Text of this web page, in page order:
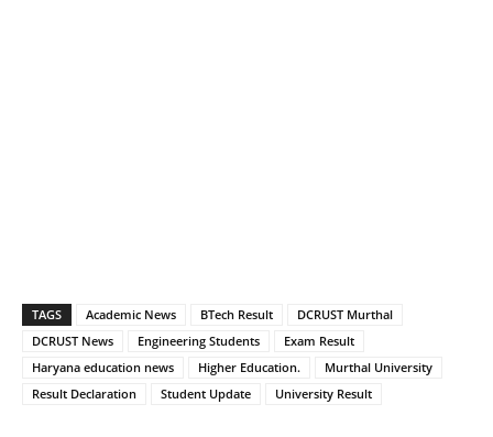
TAGS Academic News BTech Result
DCRUST Murthal
DCRUST News
Engineering Students
Exam Result
Haryana education news
Higher Education.
Murthal University
Result Declaration
Student Update University Result